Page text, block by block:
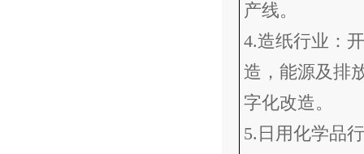
产线。
4.造纸行业：
造，能源及排
字化改造。
5.日用化学品